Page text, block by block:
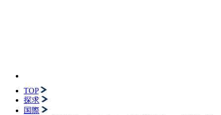
TOP
探求
国際